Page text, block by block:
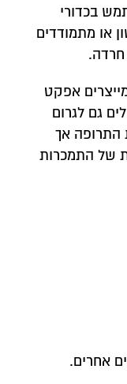
בכדורי
או מתמודדים
מייצרים אפקט
גם לגרום
התרופה אך
של התמכרות
אחרים.